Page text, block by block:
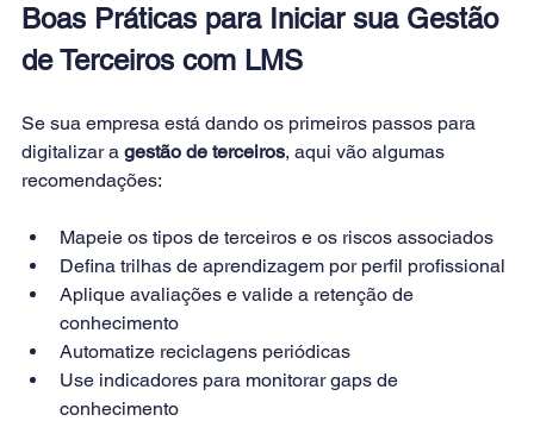
Boas Práticas para Iniciar sua Gestão
de Terceiros com LMS
Se sua empresa está dando os primeiros passos para
digitalizar a gestão de terceiros, aqui vão algumas
recomendações:
Mapeie os tipos de terceiros e os riscos associados
Defina trilhas de aprendizagem por perfil profissional
Aplique avaliações e valide a retenção de
conhecimento
Automatize reciclagens periódicas
Use indicadores para monitorar gaps de
conhecimento